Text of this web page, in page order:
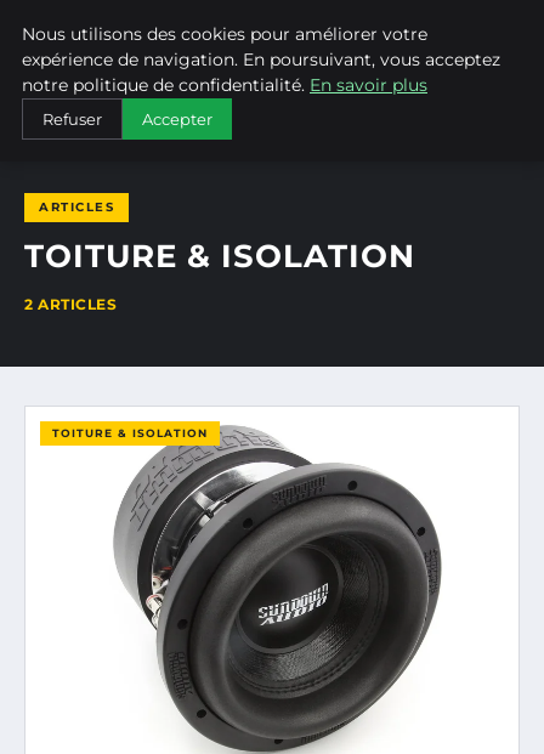
BRICO TOURNEVIS
ACCUEIL TOITURE & ISOLATION
ARTICLES
TOITURE & ISOLATION
2 ARTICLES
TOITURE & ISOLATION
Nous utilisons des cookies pour améliorer votre
expérience de navigation. En poursuivant, vous acceptez
notre politique de confidentialité. En savoir plus
Refuser Accepter